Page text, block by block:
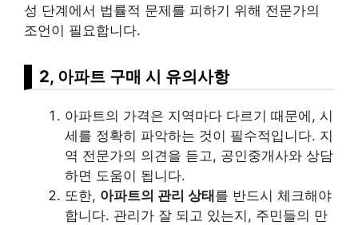
성 단계에서 법률적 문제를 피하기 위해 전문가의
조언이 필요합니다.
2, 아파트 구매 시 유의사항
아파트의 가격은 지역마다 다르기 때문에, 시
세를 정확히 파악하는 것이 필수적입니다. 지
역 전문가의 의견을 듣고, 공인중개사와 상담
하면 도움이 됩니다.
또한, 아파트의 관리 상태 를 반드시 체크해야
합니다. 관리가 잘 되고 있는지, 주민들의 만